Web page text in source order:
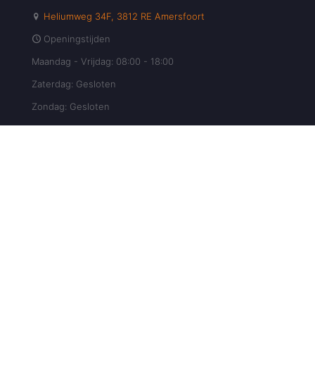
Heliumweg 34F, 3812 RE Amersfoort
Openingstijden
Maandag - Vrijdag: 08:00 - 18:00
Zaterdag: Gesloten
Zondag: Gesloten